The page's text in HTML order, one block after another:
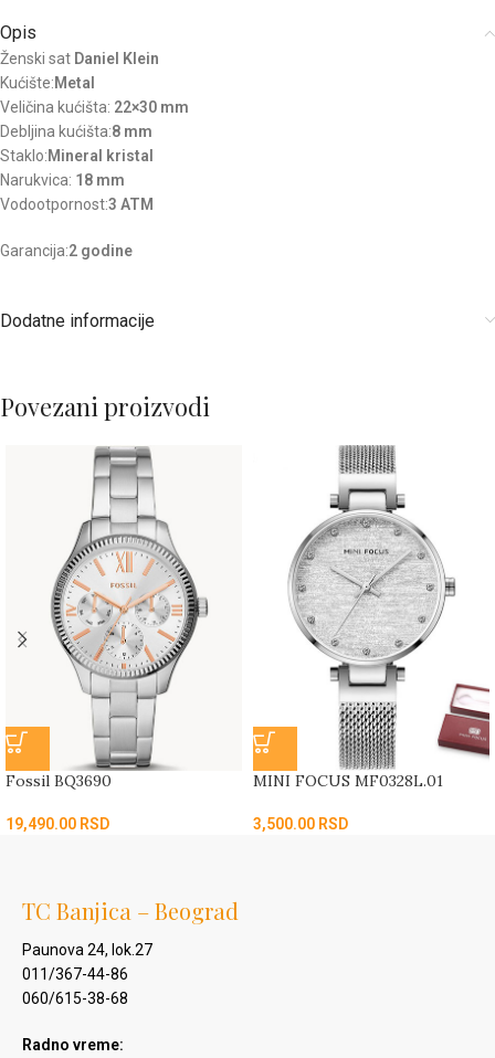
Opis
Ženski sat Daniel Klein
Kućište:Metal
Veličina kućišta: 22×30 mm
Debljina kućišta:8 mm
Staklo:Mineral kristal
Narukvica: 18 mm
Vodootpornost:3 ATM
Garancija:2 godine
Dodatne informacije
Povezani proizvodi
Fossil BQ3690
19,490.00 RSD
MINI FOCUS MF0328L.01
3,500.00 RSD
TC Banjica – Beograd
Paunova 24, lok.27
011/367-44-86
060/615-38-68
Radno vreme: